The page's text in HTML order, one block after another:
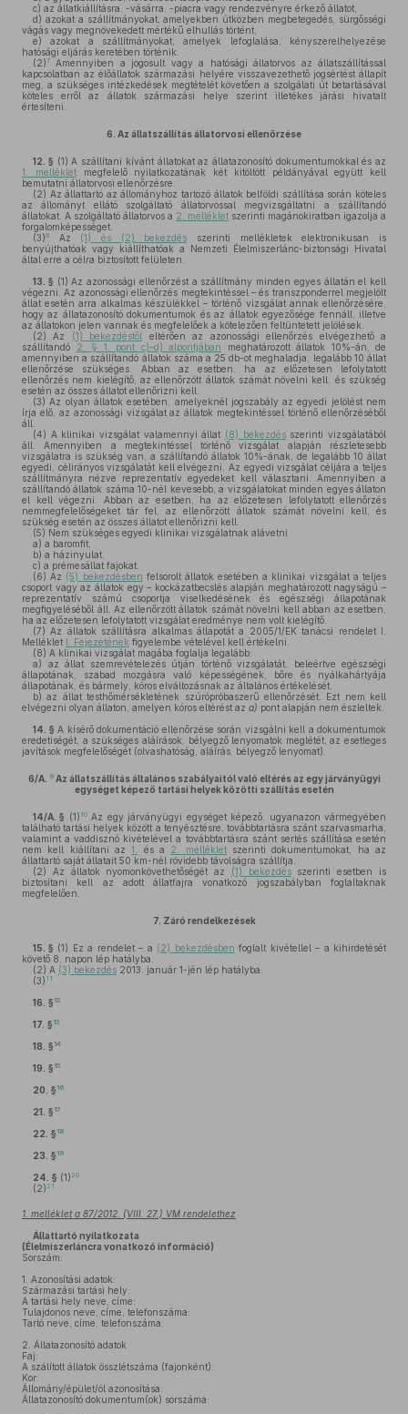
c) az állatkiállításra, -vásárra, -piacra vagy rendezvényre érkező állatot,
d) azokat a szállítmányokat, amelyekben útközben megbetegedés, sürgősségi
vágás vagy megnövekedett mértékű elhullás történt,
e) azokat a szállítmányokat, amelyek lefoglalása, kényszerelhelyezése
hatósági eljárás keretében történik.
(2)7
Amennyiben a jogosult vagy a hatósági állatorvos az állatszállítással
kapcsolatban az élőállatok származási helyére visszavezethető jogsértést állapít
meg, a szükséges intézkedések megtételét követően a szolgálati út betartásával
köteles erről az állatok származási helye szerint illetékes járási hivatalt
értesíteni.
6. Az állatszállítás állatorvosi ellenőrzése
12. § (1) A szállítani kívánt állatokat az állatazonosító dokumentumokkal és az
1. mellékletmegfelelő nyilatkozatának két kitöltött példányával együtt kell
bemutatni állatorvosi ellenőrzésre.
(2) Az állattartó az állományhoz tartozó állatok belföldi szállítása során köteles
az állományt ellátó szolgáltató állatorvossal megvizsgáltatni a szállítandó
állatokat. A szolgáltató állatorvos a 2. melléklet szerinti magánokiratban igazolja a
forgalomképességet.
(3)8 Az (1) és (2) bekezdés szerinti mellékletek elektronikusan is
benyújthatóak vagy kiállíthatóak a Nemzeti Élelmiszerlánc-biztonsági Hivatal
által erre a célra biztosított felületen.
13. § (1) Az azonossági ellenőrzést a szállítmány minden egyes állatán el kell
végezni. Az azonossági ellenőrzés megtekintéssel – és transzponderrel megjelölt
állat esetén arra alkalmas készülékkel – történő vizsgálat annak ellenőrzésére,
hogy az állatazonosító dokumentumok és az állatok egyezősége fennáll, illetve
az állatokon jelen vannak és megfelelőek a kötelezően feltüntetett jelölések.
(2) Az (1) bekezdéstől
eltérően az azonossági ellenőrzés elvégezhető a
szállítandó
2. § 1. pont c)–d) alpontjában meghatározott állatok 10%-án, de
amennyiben a szállítandó állatok száma a 25 db-ot meghaladja, legalább 10 állat
ellenőrzése szükséges. Abban az esetben, ha az előzetesen lefolytatott
ellenőrzés nem kielégítő, az ellenőrzött állatok számát növelni kell, és szükség
esetén az összes állatot ellenőrizni kell.
(3) Az olyan állatok esetében, amelyeknél jogszabály az egyedi jelölést nem
írja elő, az azonossági vizsgálat az állatok megtekintéssel történő ellenőrzéséből
áll.
(4) A klinikai vizsgálat valamennyi állat (8) bekezdésszerinti vizsgálatából
áll. Amennyiben a megtekintéssel történő vizsgálat alapján részletesebb
vizsgálatra is szükség van, a szállítandó állatok 10%-ának, de legalább 10 állat
egyedi, célirányos vizsgálatát kell elvégezni. Az egyedi vizsgálat céljára a teljes
szállítmányra nézve reprezentatív egyedeket kell választani. Amennyiben a
szállítandó állatok száma 10-nél kevesebb, a vizsgálatokat minden egyes állaton
el kell végezni. Abban az esetben, ha az előzetesen lefolytatott ellenőrzés
nemmegfelelőségeket tár fel, az ellenőrzött állatok számát növelni kell, és
szükség esetén az összes állatot ellenőrizni kell.
(5) Nem szükséges egyedi klinikai vizsgálatnak alávetni
a) a baromfit,
b) a házinyulat,
c) a prémesállat fajokat.
(6) Az (5) bekezdésben felsorolt állatok esetében a klinikai vizsgálat a teljes
csoport vagy az állatok egy – kockázatbecslés alapján meghatározott nagyságú –
reprezentatív számú csoportja viselkedésének és egészségi állapotának
megfigyeléséből áll. Az ellenőrzött állatok számát növelni kell abban az esetben,
ha az előzetesen lefolytatott vizsgálat eredménye nem volt kielégítő.
(7) Az állatok szállításra alkalmas állapotát a 2005/1/EK tanácsi rendelet I.
Melléklet I. Fejezetének figyelembe vételével kell értékelni.
(8) A klinikai vizsgálat magába foglalja legalább:
a) az állat szemrevételezés útján történő vizsgálatát, beleértve egészségi
állapotának, szabad mozgásra való képességének, bőre és nyálkahártyája
állapotának, és bármely, kóros elváltozásnak az általános értékelését,
b) az állat testhőmérsékletének szúrópróbaszerű ellenőrzését. Ezt nem kell
elvégezni olyan állaton, amelyen kóros eltérést az a) pont alapján nem észleltek.
14. § A kísérő dokumentáció ellenőrzése során vizsgálni kell a dokumentumok
eredetiségét, a szükséges aláírások, bélyegző lenyomatok meglétét, az esetleges
javítások megfelelőségét (olvashatóság, aláírás, bélyegző lenyomat).
6/A. 9Az állatszállítás általános szabályaitól való eltérés az egy járványügyi
egységet képező tartási helyek közötti szállítás esetén
14/A. § (1) 10Az egy járványügyi egységet képező, ugyanazon vármegyében
található tartási helyek között a tenyésztésre, továbbtartásra szánt szarvasmarha,
valamint a vaddisznó kivételével a továbbtartásra szánt sertés szállítása esetén
nem kell kiállítani az1. és a 2. mellékletszerinti dokumentumokat, ha az
állattartó saját állatait 50 km-nél rövidebb távolságra szállítja.
(2) Az állatok nyomonkövethetőségét az (1) bekezdésszerinti esetben is
biztosítani kell az adott állatfajra vonatkozó jogszabályban foglaltaknak
megfelelően.
7. Záró rendelkezések
15. § (1) Ez a rendelet – a (2) bekezdésben foglalt kivétellel – a kihirdetését
követő 8. napon lép hatályba.
(2) A (3) bekezdés 2013. január 1-jén lép hatályba.
(3) 11
16. § 12
17. § 13
18. § 14
19. § 15
20. § 16
21. § 17
22. § 18
23. § 19
24. § (1) 20
(2) 21
1. melléklet a 87/2012. (VIII. 27.) VM rendelethez
Állattartó nyilatkozata
(Élelmiszerláncra vonatkozó információ)
Sorszám:
1. Azonosítási adatok:
Származási tartási hely:
A tartási hely neve, címe:
Tulajdonos neve, címe, telefonszáma:
Tartó neve, címe, telefonszáma:
2. Állatazonosító adatok
Faj:
A szálított állatok összlétszáma (fajonként):
Kor:
Állomány/épület/ól azonosítása:
Állatazonosító dokumentum(ok) sorszáma: